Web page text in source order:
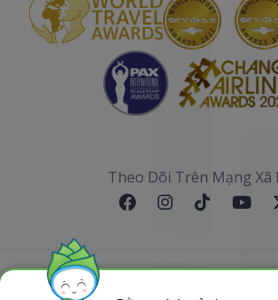
Theo Dõi Trên Mạng Xã
Sơ đồ website